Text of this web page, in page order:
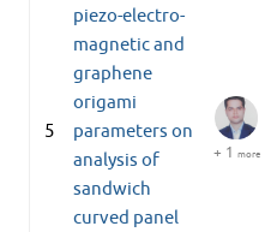
5
piezo-electro-
magnetic and
graphene
origami
parameters on
analysis of
sandwich
curved panel
+ 1 more